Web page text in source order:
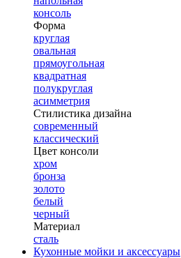
консоль
Форма
круглая
овальная
прямоугольная
квадратная
полукруглая
асимметрия
Стилистика дизайна
современный
классический
Цвет консоли
хром
бронза
золото
белый
черный
Материал
сталь
Кухонные мойки и аксессуары